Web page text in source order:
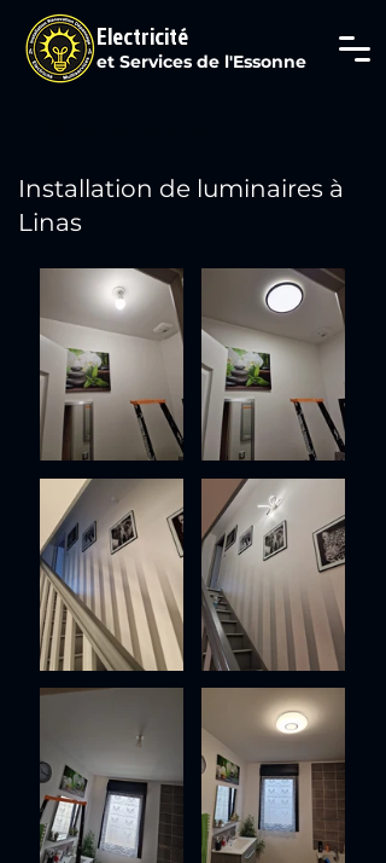
Electricité
et Services de l'Essonne
Installation de luminaires à
Linas